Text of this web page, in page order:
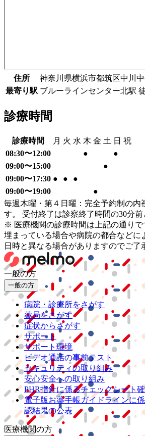
住所
神奈川県横浜市都筑区中川
最寄り駅 ブルーラインセンター北駅
診療時間
診療時間 月 火 水 木 金 土 日 祝
08:30〜12:00
●
●
09:00〜15:00
●
09:00〜17:30 ● ●
●
09:00〜19:00
●
毎週木曜・第４日曜：完全予約制の内
す。 受付終了は診察終了時間の30分前
※ 医療機関の診療時間は上記の通り
埋まっている場合や病院の都合などに
日時と異なる場合がありますのでご了
一般の方
一般の方
病院・診療所をさがす
薬局をさがす
症状からさがす
サポート
サポート環境
ビデオ通話の事前テスト
セキュリティの取り組み
安心安全への取り組み
PHR指針に係るチェックシート
電子版お薬手帳ガイドラインに
認結果の公表
医療機関の方